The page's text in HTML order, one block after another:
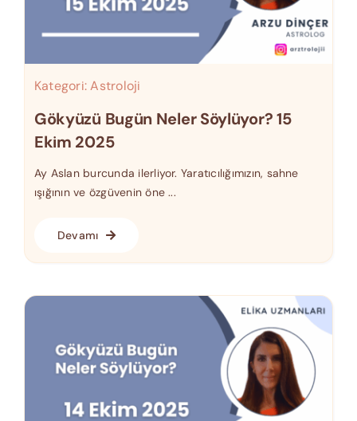
Kategori:Astroloji
Gökyüzü Bugün Neler Söylüyor? 15
Ekim 2025
Ay Aslan burcunda ilerliyor. Yaratıcılığımızın, sahne
ışığının ve özgüvenin öne ...
Devamı